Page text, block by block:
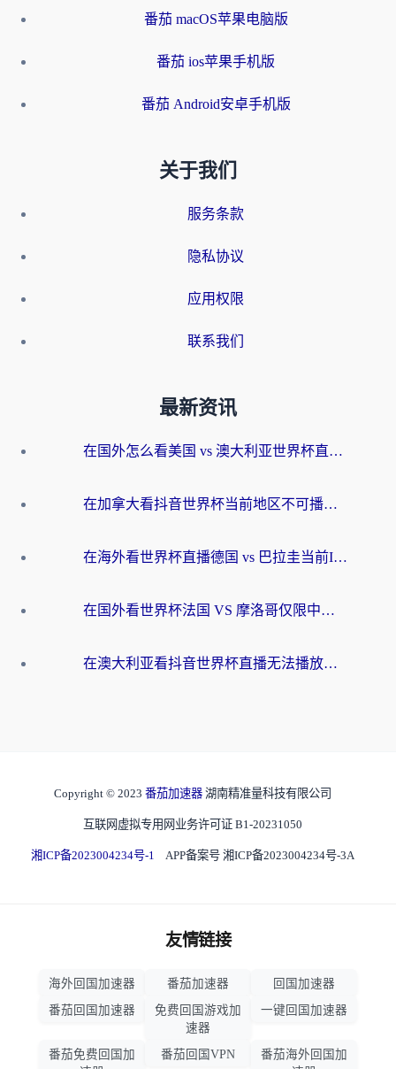
番茄 macOS苹果电脑版
番茄 ios苹果手机版
番茄 Android安卓手机版
关于我们
服务条款
隐私协议
应用权限
联系我们
最新资讯
在国外怎么看美国 vs 澳大利亚世界杯直播？海外党必藏的中文解说观赛指南
在加拿大看抖音世界杯当前地区不可播放？海外党体育观赛终极指南
在海外看世界杯直播德国 vs 巴拉圭当前IP受限制？这篇指南帮你轻松解决地区限制
在国外看世界杯法国 VS 摩洛哥仅限中国大陆？别让地域限制拦下你的欢呼
在澳大利亚看抖音世界杯直播无法播放？海外党体育观赛终极指南来了！
Copyright © 2023 番茄加速器 湖南精准量科技有限公司
互联网虚拟专用网业务许可证 B1-20231050
湘ICP备2023004234号-1 APP备案号 湘ICP备2023004234号-3A
友情链接
海外回国加速器 番茄加速器
回国加速器
番茄回国加速器
免费回国游戏加
速器
一键回国加速器
番茄免费回国加
番茄回国VPN
番茄海外回国加